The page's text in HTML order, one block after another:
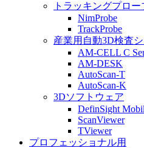
トラッキングプロ
NimProbe
TrackProbe
産業用自動3D検査
AM-CELL C
AM-DESK
AutoScan-T
AutoScan-K
3Dソフトウェア
DefinSight
ScanViewer
TViewer
プロフェッショナル用